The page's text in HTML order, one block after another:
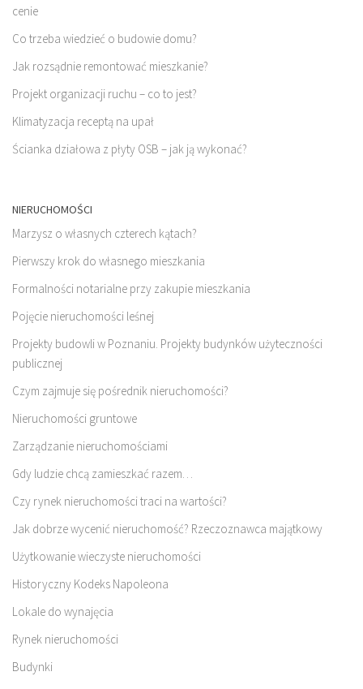
cenie
Co trzeba wiedzieć o budowie domu?
Jak rozsądnie remontować mieszkanie?
Projekt organizacji ruchu – co to jest?
Klimatyzacja receptą na upał
Ścianka działowa z płyty OSB – jak ją wykonać?
NIERUCHOMOŚCI
Marzysz o własnych czterech kątach?
Pierwszy krok do własnego mieszkania
Formalności notarialne przy zakupie mieszkania
Pojęcie nieruchomości leśnej
Projekty budowli w Poznaniu. Projekty budynków użyteczności
publicznej
Czym zajmuje się pośrednik nieruchomości?
Nieruchomości gruntowe
Zarządzanie nieruchomościami
Gdy ludzie chcą zamieszkać razem…
Czy rynek nieruchomości traci na wartości?
Jak dobrze wycenić nieruchomość? Rzeczoznawca majątkowy
Użytkowanie wieczyste nieruchomości
Historyczny Kodeks Napoleona
Lokale do wynajęcia
Rynek nieruchomości
Budynki